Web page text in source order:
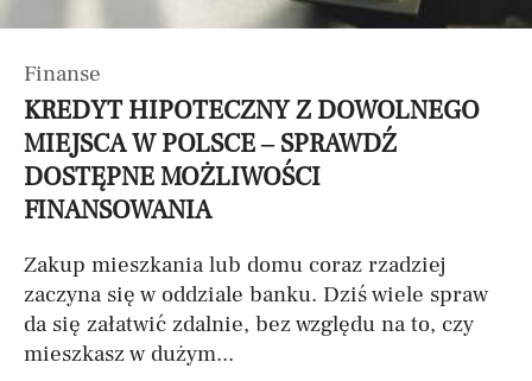
Finanse
KREDYT HIPOTECZNY Z DOWOLNEGO
MIEJSCA W POLSCE – SPRAWDŹ
DOSTĘPNE MOŻLIWOŚCI
FINANSOWANIA
Zakup mieszkania lub domu coraz rzadziej
zaczyna się w oddziale banku. Dziś wiele spraw
da się załatwić zdalnie, bez względu na to, czy
mieszkasz w dużym...